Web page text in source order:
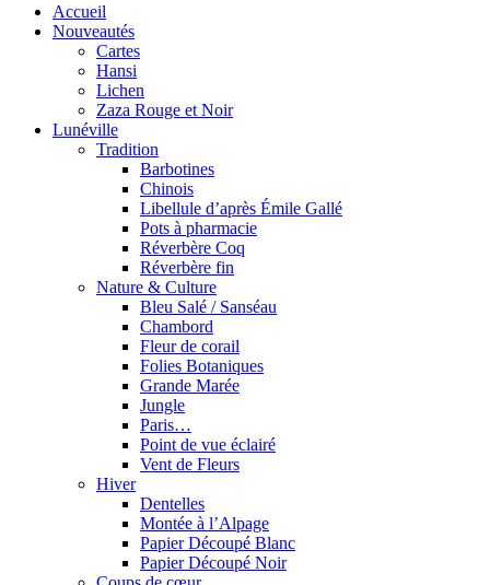
Accueil
Nouveautés
Cartes
Hansi
Lichen
Zaza Rouge et Noir
Lunéville
Tradition
Barbotines
Chinois
Libellule d’après Émile Gallé
Pots à pharmacie
Réverbère Coq
Réverbère fin
Nature & Culture
Bleu Salé / Sanséau
Chambord
Fleur de corail
Folies Botaniques
Grande Marée
Jungle
Paris…
Point de vue éclairé
Vent de Fleurs
Hiver
Dentelles
Montée à l’Alpage
Papier Découpé Blanc
Papier Découpé Noir